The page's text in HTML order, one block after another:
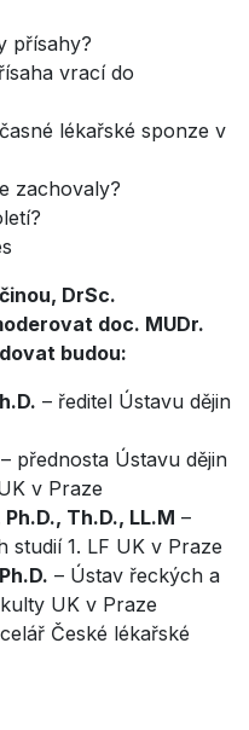
přísahy?
vrací do
lékařské sponze v
zachovaly?
DrSc.
doc. MUDr.
budou:
– ředitel Ústavu dějin
– přednosta Ústavu dějin
v Praze
Th.D., LL.M –
studií 1. LF UK v Praze
– Ústav řeckých a
UK v Praze
České lékařské